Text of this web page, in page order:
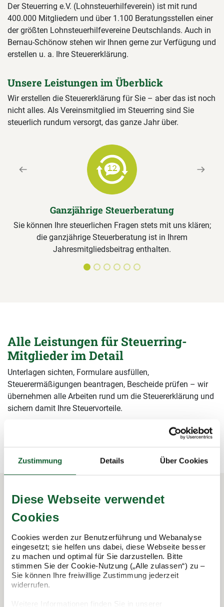
Zustimmung Details Über Cookies
Diese Webseite verwendet
Cookies
Cookies werden zur Benutzerführung und Webanalyse
eingesetzt; sie helfen uns dabei, diese Webseite besser
zu machen und optimal für Sie darzustellen. Bitte
stimmen Sie der Cookie-Nutzung („Alle zulassen“) zu –
Sie können Ihre freiwillige Zustimmung jederzeit
widerrufen.
Der Steuerring e.V. (Lohnsteuerhilfeverein) ist mit rund
400.000 Mitgliedern und über 1.100 Beratungsstellen einer
der größten Lohnsteuerhilfevereine Deutschlands. Auch in
Bernau-Schönow stehen wir Ihnen gerne zur Verfügung und
erstellen u. a. Ihre Steuererklärung.
Unsere Leistungen im Überblick
Wir erstellen die Steuererklärung für Sie – aber das ist noch
nicht alles. Als Vereinsmitglied im Steuerring sind Sie
steuerlich rundum versorgt, das ganze Jahr über.
Ganzjährige Steuerberatung
Sie können Ihre steuerlichen Fragen stets mit uns klären;
die ganzjährige Steuerberatung ist in Ihrem
Jahresmitgliedsbeitrag enthalten.
Previous Next
Alle Leistungen für Steuerring-
Mitglieder im Detail
Unterlagen sichten, Formulare ausfüllen,
Steuerermäßigungen beantragen, Bescheide prüfen – wir
übernehmen alle Arbeiten rund um die Steuererklärung und
sichern damit Ihre Steuervorteile.
In 3 Schritten zur Steuererklärung.
So funktioniert's: